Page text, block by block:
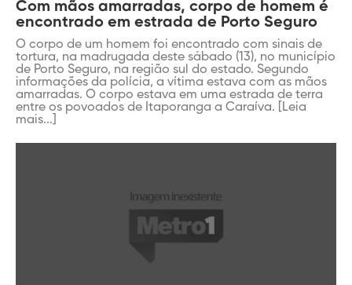
de Porto Seguro
Com mãos amarradas, corpo de homem é
encontrado em estrada de Porto Seguro
O corpo de um homem foi encontrado com sinais de
tortura, na madrugada deste sábado (13), no município
de Porto Seguro, na região sul do estado. Segundo
informações da polícia, a vítima estava com as mãos
amarradas. O corpo estava em uma estrada de terra
entre os povoados de Itaporanga a Caraíva. [Leia
mais...]